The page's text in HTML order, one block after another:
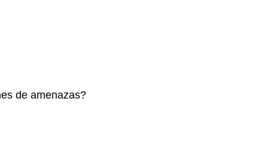
de amenazas?